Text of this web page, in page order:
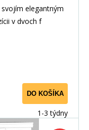
elegantným
v dvoch f
DO KOŠÍKA
1-3 týdny